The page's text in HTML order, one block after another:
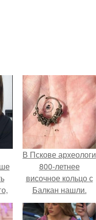
В Пскове археологи
800-летнее
височное кольцо с
Балкан нашли.